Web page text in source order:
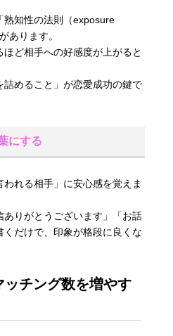
熟知性の法則（exposure
あります。
ど相手への好感度が上がると
めること」が恋愛成功の鍵で
にする
れる相手」に安心感を覚えま
ありがとうございます」「お話
くだけで、印象が格段に良くな
チング数を増やす